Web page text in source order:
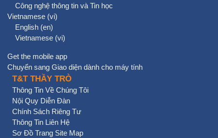
Công nghệ thông tin và Tin học
Vietnamese ‎(vi)‎
English ‎(en)‎
Vietnamese ‎(vi)‎
Get the mobile app
Chuyển sang Giao diện dành cho máy tính
T&T THẦY TRÒ
Thông Tin Về Chúng Tôi
Nội Quy Diễn Đàn
Chính Sách Riêng Tư
Thông Tin Liên Hệ
Sơ Đồ Trang Site Map